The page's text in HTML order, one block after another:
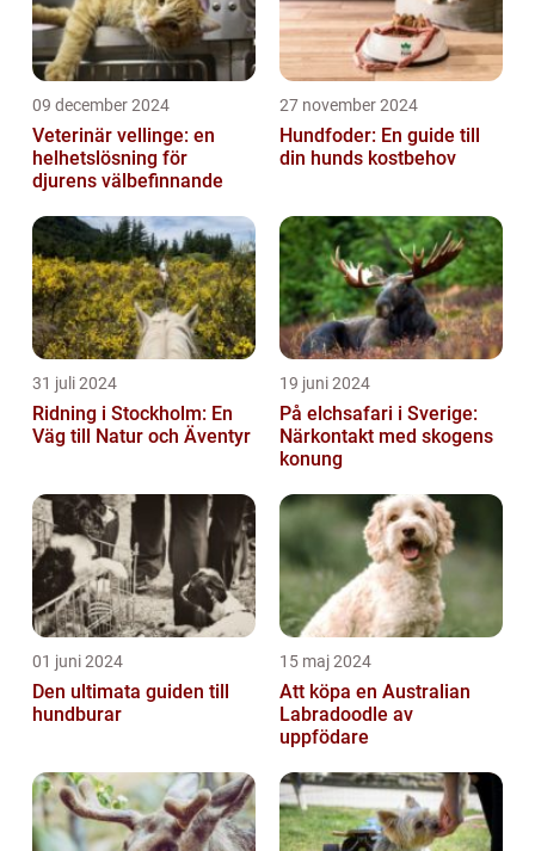
09 december 2024
Veterinär vellinge: en
helhetslösning för
djurens välbefinnande
27 november 2024
Hundfoder: En guide till
din hunds kostbehov
31 juli 2024
Ridning i Stockholm: En
Väg till Natur och Äventyr
19 juni 2024
På elchsafari i Sverige:
Närkontakt med skogens
konung
01 juni 2024
Den ultimata guiden till
hundburar
15 maj 2024
Att köpa en Australian
Labradoodle av
uppfödare